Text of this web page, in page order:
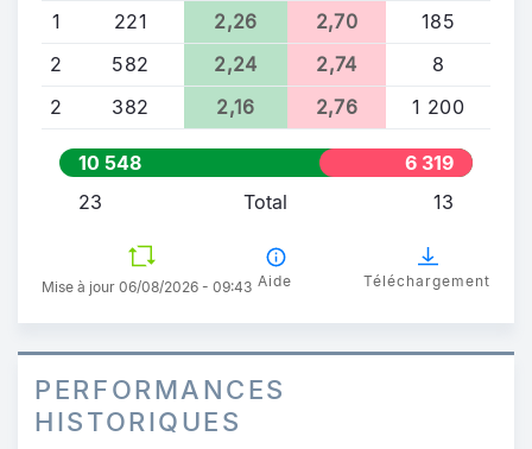
1 221 2,26 2,70
185
2
582 2,24 2,74
8
2
382 2,16 2,76 1 200
10 548
6 319
23
Total 13
Mise à jour 06/08/2026 - 09:43 Aide Téléchargement
PERFORMANCES
HISTORIQUES